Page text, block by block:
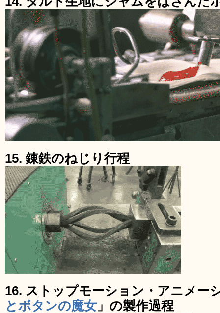
15. 錬鉄のねじり行程
16. ストップモーション・アニメー
とボタンの魔女 」の製作過程